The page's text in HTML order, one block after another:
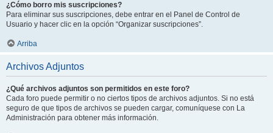
¿Cómo borro mis suscripciones?
Para eliminar sus suscripciones, debe entrar en el Panel de Control de
Usuario y hacer clic en la opción “Organizar suscripciones”.
Arriba
Archivos Adjuntos
¿Qué archivos adjuntos son permitidos en este foro?
Cada foro puede permitir o no ciertos tipos de archivos adjuntos. Si no está
seguro de que tipos de archivos se pueden cargar, comuníquese con La
Administración para obtener más información.